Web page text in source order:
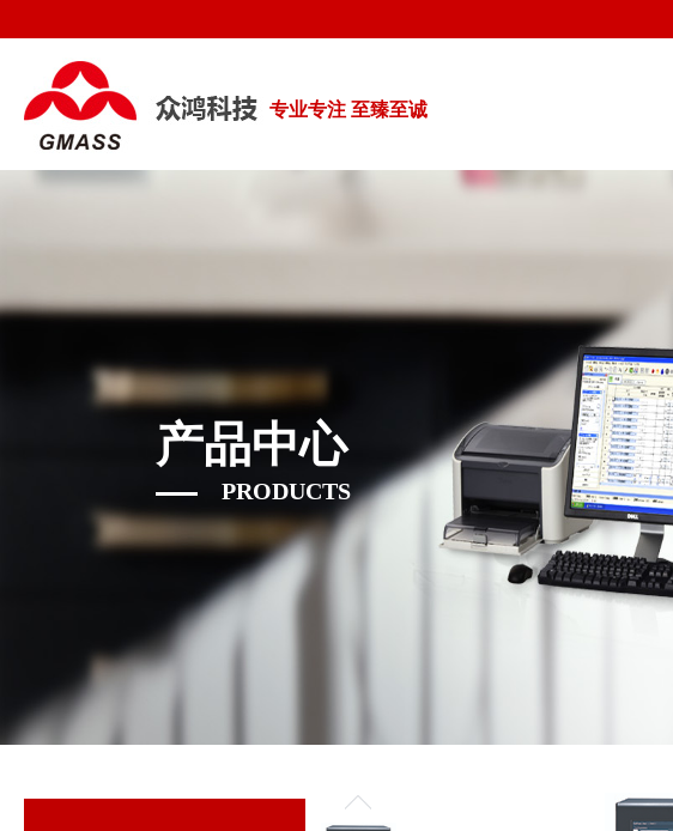
专业专注 至臻至诚
产品中心
PRODUCTS